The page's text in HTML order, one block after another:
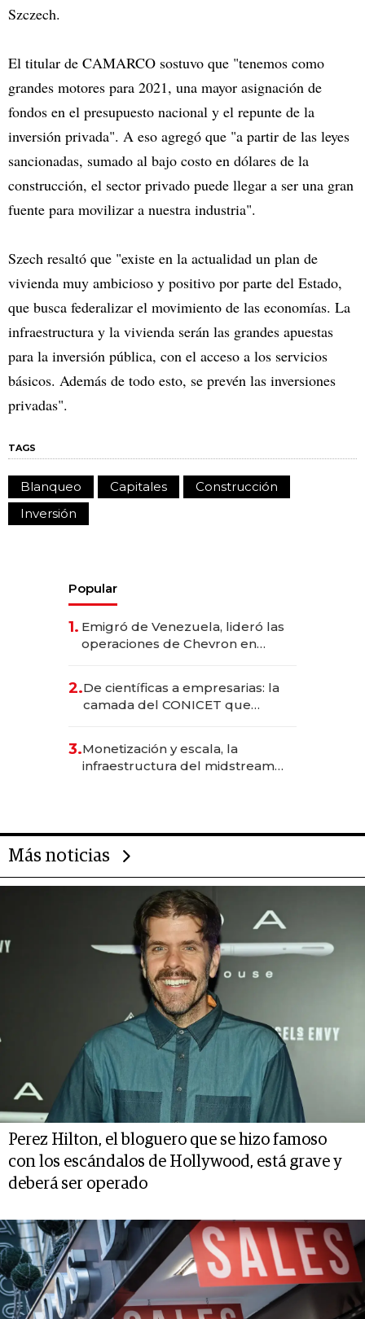
Szczech.
El titular de CAMARCO sostuvo que "tenemos como
grandes motores para 2021, una mayor asignación de
fondos en el presupuesto nacional y el repunte de la
inversión privada". A eso agregó que "a partir de las leyes
sancionadas, sumado al bajo costo en dólares de la
construcción, el sector privado puede llegar a ser una gran
fuente para movilizar a nuestra industria".
Szech resaltó que "existe en la actualidad un plan de
vivienda muy ambicioso y positivo por parte del Estado,
que busca federalizar el movimiento de las economías. La
infraestructura y la vivienda serán las grandes apuestas
para la inversión pública, con el acceso a los servicios
básicos. Además de todo esto, se prevén las inversiones
privadas".
TAGS
Blanqueo Capitales
Construcción
Inversión
Popular
1. Emigró de Venezuela, lideró las
operaciones de Chevron en
2.De científicas a empresarias: la
camada del CONICET que
3.Monetización y escala, la
infraestructura del midstream
Más noticias
Perez Hilton, el bloguero que se hizo famoso
con los escándalos de Hollywood, está grave y
deberá ser operado